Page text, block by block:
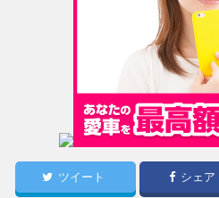
ツイート シェア